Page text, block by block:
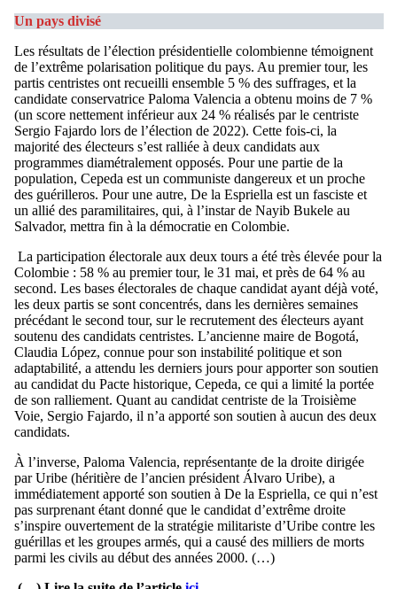
Un pays divisé
Les résultats de l’élection présidentielle colombienne témoignent
de l’extrême polarisation politique du pays. Au premier tour, les
partis centristes ont recueilli ensemble 5 % des suffrages, et la
candidate conservatrice Paloma Valencia a obtenu moins de 7 %
(un score nettement inférieur aux 24 % réalisés par le centriste
Sergio Fajardo lors de l’élection de 2022). Cette fois-ci, la
majorité des électeurs s’est ralliée à deux candidats aux
programmes diamétralement opposés. Pour une partie de la
population, Cepeda est un communiste dangereux et un proche
des guérilleros. Pour une autre, De la Espriella est un fasciste et
un allié des paramilitaires, qui, à l’instar de Nayib Bukele au
Salvador, mettra fin à la démocratie en Colombie.
La participation électorale aux deux tours a été très élevée pour la
Colombie : 58 % au premier tour, le 31 mai, et près de 64 % au
second. Les bases électorales de chaque candidat ayant déjà voté,
les deux partis se sont concentrés, dans les dernières semaines
précédant le second tour, sur le recrutement des électeurs ayant
soutenu des candidats centristes. L’ancienne maire de Bogotá,
Claudia López, connue pour son instabilité politique et son
adaptabilité, a attendu les derniers jours pour apporter son soutien
au candidat du Pacte historique, Cepeda, ce qui a limité la portée
de son ralliement. Quant au candidat centriste de la Troisième
Voie, Sergio Fajardo, il n’a apporté son soutien à aucun des deux
candidats.
À l’inverse, Paloma Valencia, représentante de la droite dirigée
par Uribe (héritière de l’ancien président Álvaro Uribe), a
immédiatement apporté son soutien à De la Espriella, ce qui n’est
pas surprenant étant donné que le candidat d’extrême droite
s’inspire ouvertement de la stratégie militariste d’Uribe contre les
guérillas et les groupes armés, qui a causé des milliers de morts
parmi les civils au début des années 2000. (…)